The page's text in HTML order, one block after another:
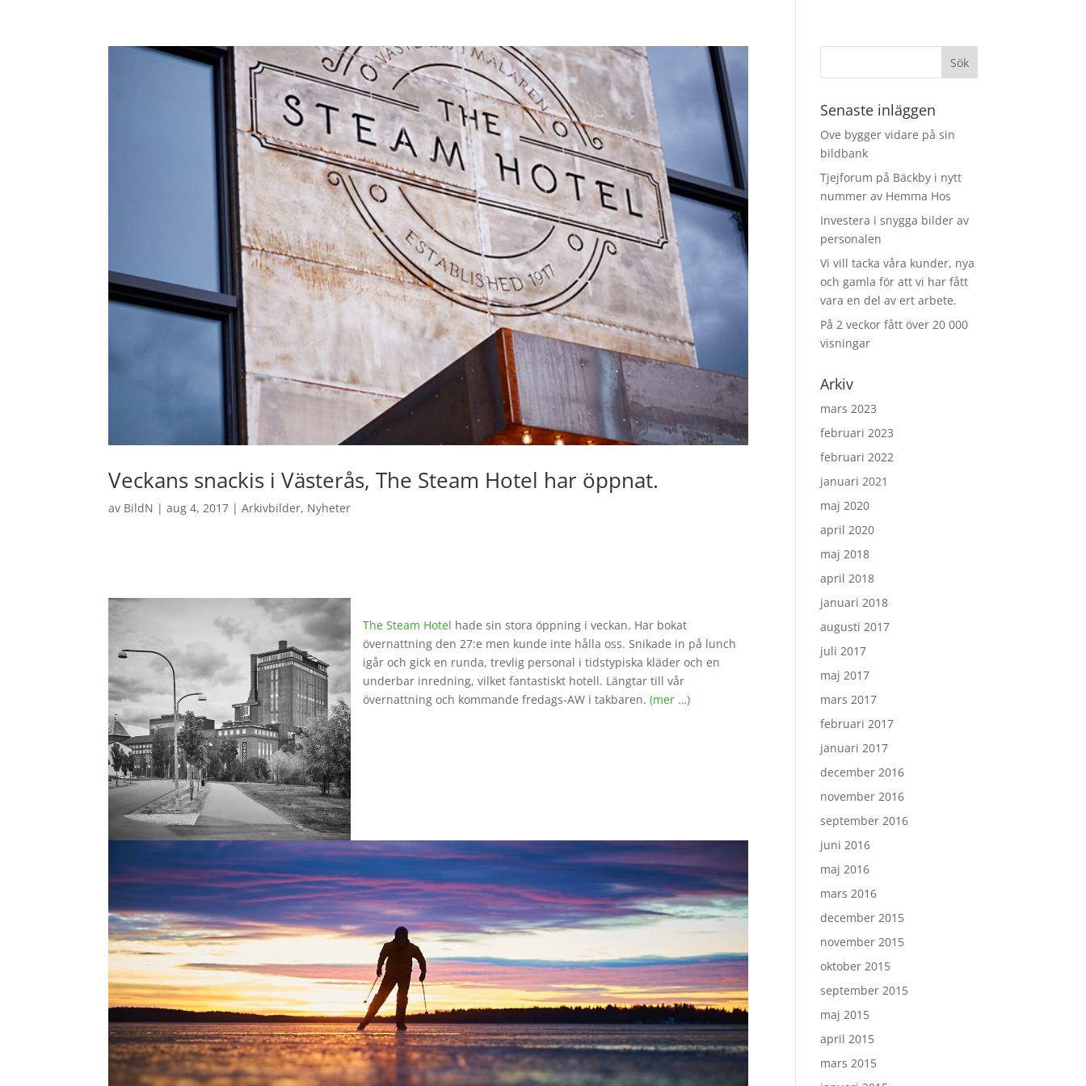
Veckans snackis i Västerås, The Steam Hotel har öppnat.
av BildN |aug 4, 2017 |Arkivbilder, Nyheter
The Steam Hotel hade sin stora öppning i veckan. Har bokat
övernattning den 27:e men kunde inte hålla oss. Snikade in på lunch
igår och gick en runda, trevlig personal i tidstypiska kläder och en
underbar inredning, vilket fantastiskt hotell. Längtar till vår
övernattning och kommande fredags-AW i takbaren.(mer …)
Senaste inläggen
Ove bygger vidare på sin
bildbank
Tjejforum på Bäckby i nytt
nummer av Hemma Hos
Investera i snygga bilder av
personalen
Vi vill tacka våra kunder, nya
och gamla för att vi har fått
vara en del av ert arbete.
På 2 veckor fått över 20 000
visningar
Arkiv
mars 2023
februari 2023
februari 2022
januari 2021
maj 2020
april 2020
maj 2018
april 2018
januari 2018
augusti 2017
juli 2017
maj 2017
mars 2017
februari 2017
januari 2017
december 2016
november 2016
september 2016
juni 2016
maj 2016
mars 2016
december 2015
november 2015
oktober 2015
september 2015
maj 2015
april 2015
mars 2015